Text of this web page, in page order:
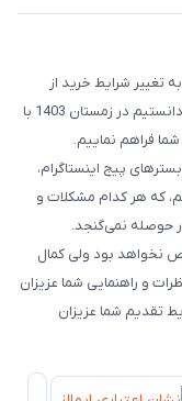
به تغییر شرایط خرید از
روش‌های سنتی به روش‌های آنلاین، ما نیز ضروری دانستیم در زمستان 1403 با
فراهم نماییم.
پیج اینستاگرام،
که هر کدام مشکلات و
حوصله نمی‌گنجد.
نخواهد بود ولی کمال
و راهنمایی شما عزیزان
تقدیم شما عزیزان